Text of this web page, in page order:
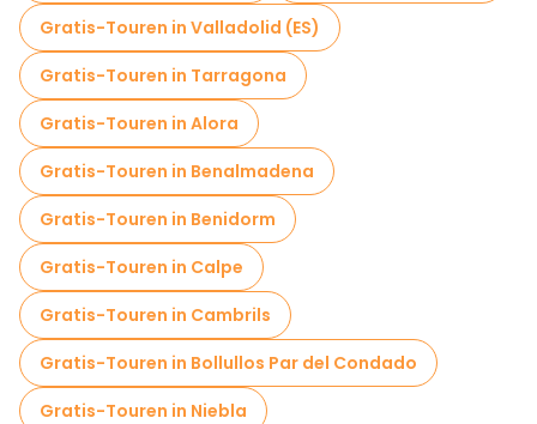
Gratis-Touren in Valladolid (ES)
Gratis-Touren in Tarragona
Gratis-Touren in Alora
Gratis-Touren in Benalmadena
Gratis-Touren in Benidorm
Gratis-Touren in Calpe
Gratis-Touren in Cambrils
Gratis-Touren in Bollullos Par del Condado
Gratis-Touren in Niebla